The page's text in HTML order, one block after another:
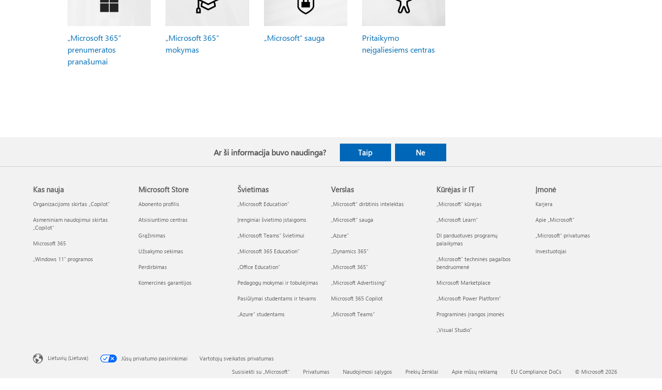
„Microsoft 365“
prenumeratos
pranašumai
„Microsoft 365“
mokymas
„Microsoft“ sauga
Pritaikymo
neįgaliesiems centras
Ar ši informacija buvo naudinga? Taip Ne
Kas nauja
Organizacijoms skirtas „Copilot“
Asmeniniam naudojimui skirtas
„Copilot“
Microsoft 365
„Windows 11“ programos
Microsoft Store
Abonento profilis
Atsisiuntimo centras
Grąžinimas
Užsakymo sekimas
Perdirbimas
Komercinės garantijos
Švietimas
„Microsoft Education“
Įrenginiai švietimo įstaigoms
„Microsoft Teams“ švietimui
„Microsoft 365 Education“
„Office Education“
Pedagogų mokymai ir tobulėjimas
Pasiūlymai studentams ir tėvams
„Azure“ studentams
Verslas
„Microsoft“ dirbtinis intelektas
„Microsoft“ sauga
„Azure”
„Dynamics 365“
„Microsoft 365“
„Microsoft Advertising“
Microsoft 365 Copilot
„Microsoft Teams“
Kūrėjas ir IT
„Microsoft“ kūrėjas
„Microsoft Learn“
DI parduotuvės programų
palaikymas
„Microsoft“ techninės pagalbos
bendruomenė
Microsoft Marketplace
„Microsoft Power Platform“
Programinės įrangos įmonės
„Visual Studio“
Įmonė
Karjera
Apie „Microsoft“
„Microsoft“ privatumas
Investuotojai
Lietuvių (Lietuva) Jūsų privatumo pasirinkimai
Vartotojų sveikatos privatumas
Susisiekti su „Microsoft“
Privatumas Naudojimosi sąlygos Prekių ženklai Apie mūsų reklamą EU Compliance DoCs © Microsoft 2026